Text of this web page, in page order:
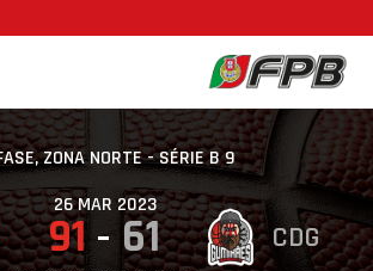
ZONA NORTE - SÉRIE B 9
26 MAR 2023
91 61 CDG